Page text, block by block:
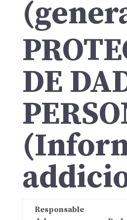
DE
Responsable